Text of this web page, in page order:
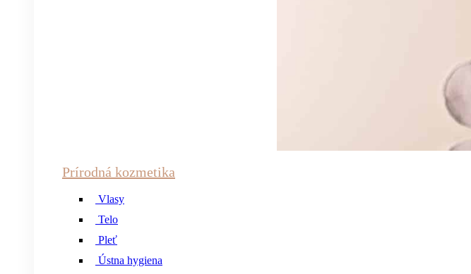
Prírodná kozmetika
Vlasy
Telo
Pleť
Ústna hygiena